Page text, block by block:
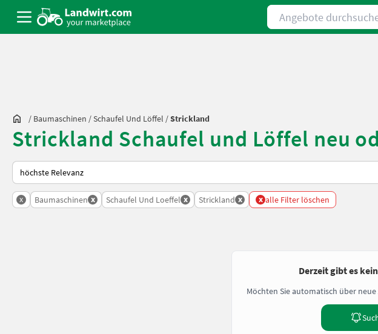
Angebote durchsuchen
/ Baumaschinen /Schaufel Und Löffel /Strickland
Strickland Schaufel und Löffel neu
So wird auf Landwirt.com sortiert
x Baumaschinen x Schaufel Und Loeffel x Strickland x x alle Filter löschen
Derzeit gibt es
Möchten Sie automatisch über